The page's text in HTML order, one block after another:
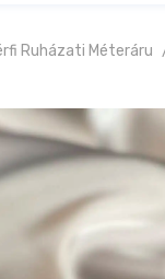
Ruházati Méteráru